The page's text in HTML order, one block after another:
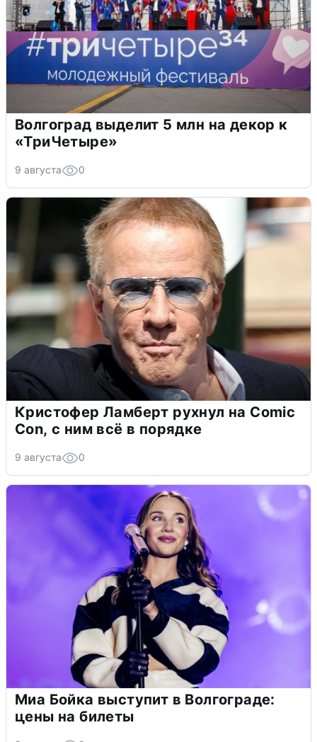
Волгоград выделит 5 млн на декор к
«ТриЧетыре»
9 августа 0
Кристофер Ламберт рухнул на Comic
Con, с ним всё в порядке
9 августа 0
Миа Бойка выступит в Волгограде:
цены на билеты